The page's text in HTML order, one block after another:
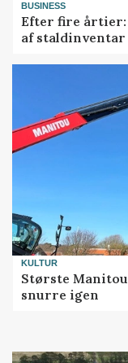
BUSINESS
Efter fire årtier:
af
KULTUR
Største
snurre igen